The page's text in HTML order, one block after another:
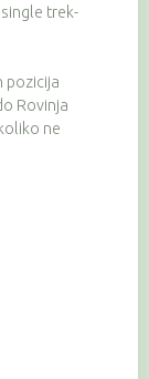
trek-
pozicija
Rovinja
ne